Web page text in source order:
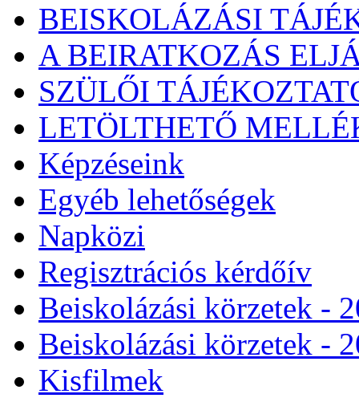
BEISKOLÁZÁSI
A BEIRATKOZÁS
SZÜLŐI
LETÖLTHETŐ
Képzéseink
Egyéb lehetőségek
Napközi
Regisztrációs kérdőív
Beiskolázási körzetek -
Beiskolázási körzetek -
Kisfilmek